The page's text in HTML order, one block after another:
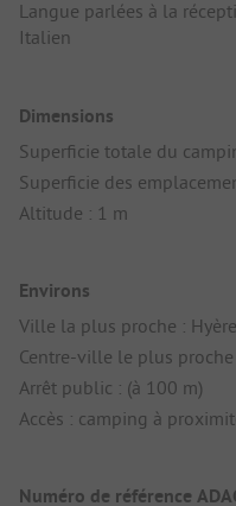
Langue parlées à la
Italien
Dimensions
Superficie totale du
Superficie des
Altitude : 1 m
Environs
Ville la plus proche :
Centre-ville le plus
Arrêt public : (à 100 m)
Accès : camping à
Numéro de référence